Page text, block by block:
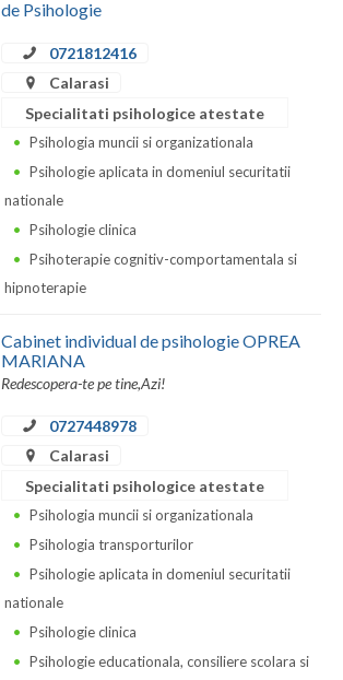
de Psihologie
0721812416
Calarasi
Specialitati psihologice atestate
Psihologia muncii si organizationala
Psihologie aplicata in domeniul securitatii
nationale
Psihologie clinica
Psihoterapie cognitiv-comportamentala si
hipnoterapie
Cabinet individual de psihologie OPREA
MARIANA
Redescopera-te pe tine,Azi!
0727448978
Calarasi
Specialitati psihologice atestate
Psihologia muncii si organizationala
Psihologia transporturilor
Psihologie aplicata in domeniul securitatii
nationale
Psihologie clinica
Psihologie educationala, consiliere scolara si